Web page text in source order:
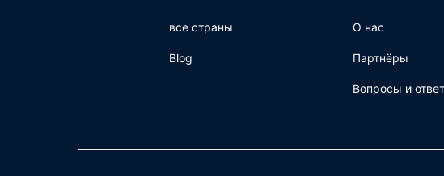
все страны
Blog
О нас
Партнёры
Вопросы и